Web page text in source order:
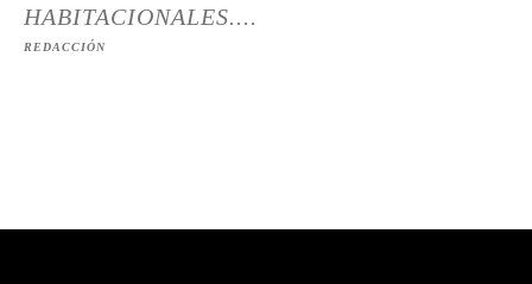
HABITACIONALES....
REDACCIÓN